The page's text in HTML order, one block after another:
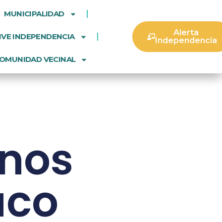
MUNICIPALIDAD
INDEPENDENCIA
VECINAL
Alerta
Independencia